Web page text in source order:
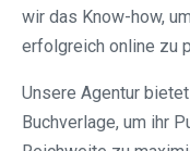
wir das Know-how,
erfolgreich online zu
Unsere Agentur
Buchverlage, um ihr